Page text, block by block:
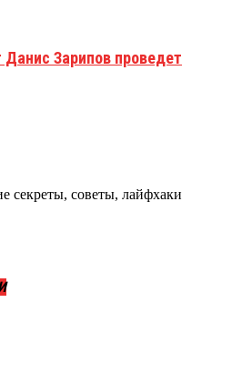
Данис Зарипов проведет
секреты, советы, лайфхаки